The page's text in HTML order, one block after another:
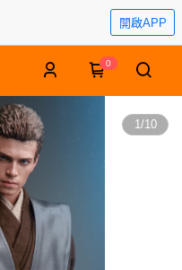
開啟APP
0
1/10